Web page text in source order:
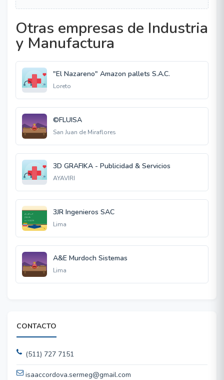
Otras empresas de Industria
y Manufactura
"El Nazareno" Amazon pallets S.A.C.
Loreto
©FLUISA
San Juan de Miraflores
3D GRAFIKA - Publicidad & Servicios
AYAVIRI
3JR Ingenieros SAC
Lima
A&E Murdoch Sistemas
Lima
CONTACTO
(511) 727 7151
isaaccordova.sermeg@gmail.com